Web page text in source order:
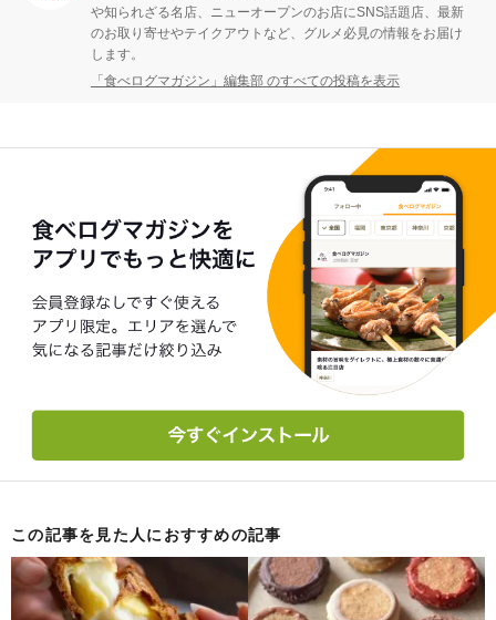
や知られざる名店、ニューオープンのお店にSNS話題店、最新
のお取り寄せやテイクアウトなど、グルメ必見の情報をお届け
します。
「食べログマガジン」編集部 のすべての投稿を表示
この記事を見た人におすすめの記事